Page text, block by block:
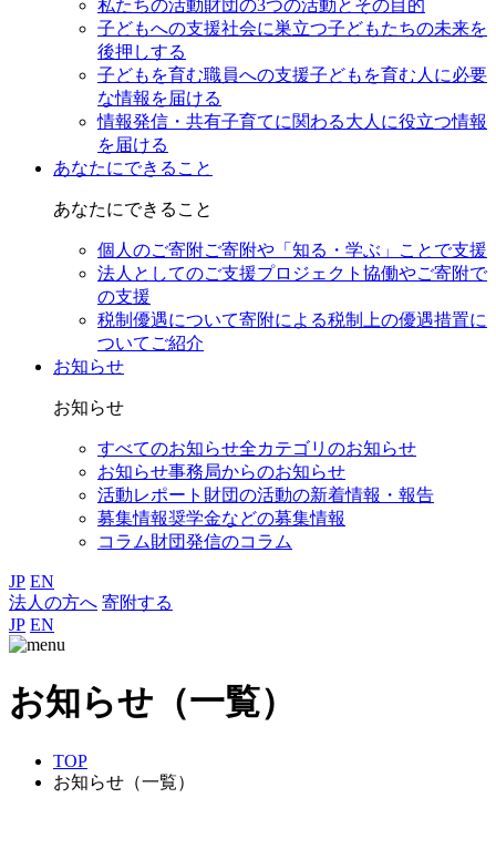
私たちの活動財団の3つの活動とその目的
子どもへの支援社会に巣立つ子どもたちの未来を
後押しする
子どもを育む職員への支援子どもを育む人に必要
な情報を届ける
情報発信・共有子育てに関わる大人に役立つ情報
を届ける
あなたにできること
あなたにできること
個人のご寄附ご寄附や「知る・学ぶ」ことで支援
法人としてのご支援プロジェクト協働やご寄附で
の支援
税制優遇について寄附による税制上の優遇措置に
ついてご紹介
お知らせ
お知らせ
すべてのお知らせ全カテゴリのお知らせ
お知らせ事務局からのお知らせ
活動レポート 財団の活動の新着情報・報告
募集情報奨学金などの募集情報
コラム財団発信のコラム
JP EN
法人の方へ 寄附する
JP EN
お知らせ（一覧）
TOP
お知らせ（一覧）